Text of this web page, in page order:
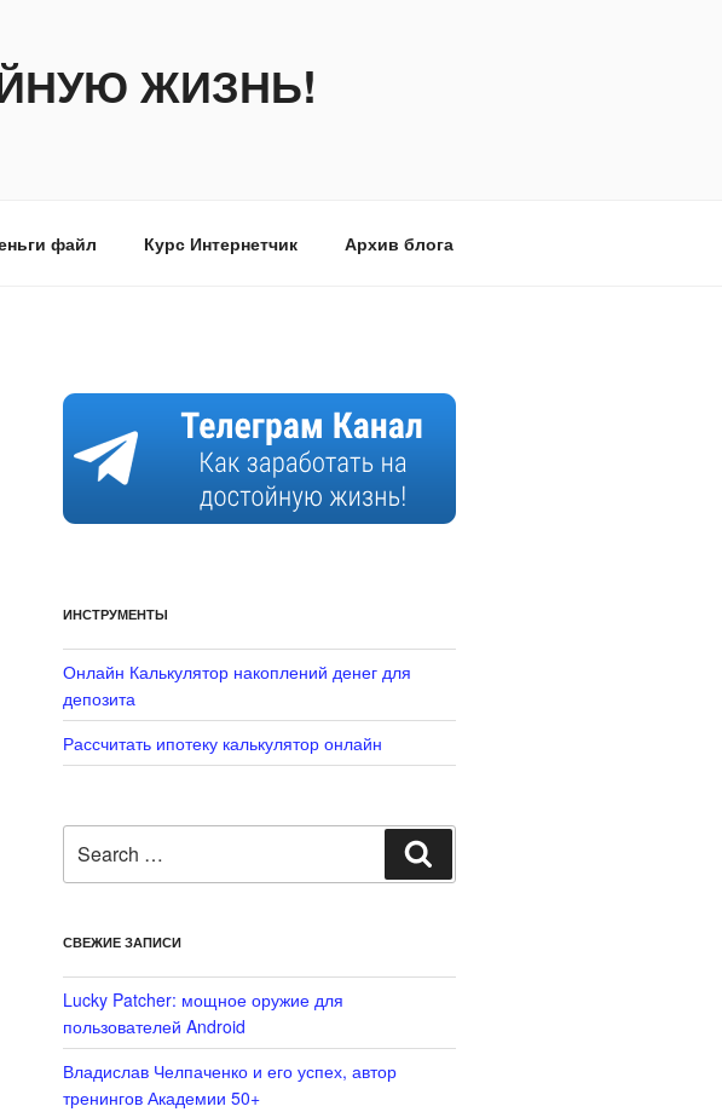
ЖИЗНЬ!
файл Курс Интернетчик Архив блога
ИНСТРУМЕНТЫ
Онлайн Калькулятор накоплений денег для
депозита
Рассчитать ипотеку калькулятор онлайн
for:
СВЕЖИЕ ЗАПИСИ
Lucky Patcher: мощное оружие для
пользователей Android
Владислав Челпаченко и его успех, автор
тренингов Академии 50+